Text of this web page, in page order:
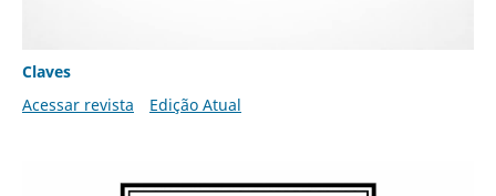
Claves
Acessar revista
Edição Atual